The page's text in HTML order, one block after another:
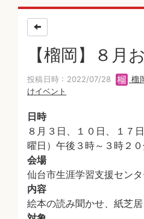
【榴岡】８月
投稿日時 : 2022/07/28 榴
けイベント
日時
８月３日、１０日、１７
曜日）午後３時～３時２
会場
仙台市生涯学習支援センタ
内容
絵本の読み聞かせ、紙芝